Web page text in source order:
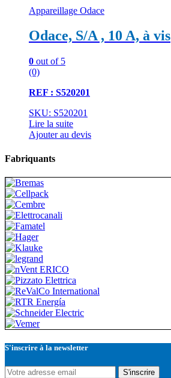
Appareillage Odace
Odace, S/A , 10 A, à vis
0 out of 5
(0)
REF : S520201
SKU: S520201
Lire la suite
Ajouter au devis
Fabriquants
S'inscrire à la newsletter
S'inscrire